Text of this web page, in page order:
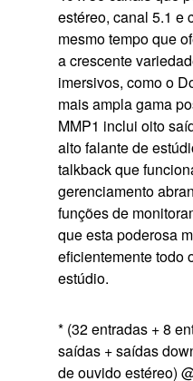
estéreo, canal 5.1 e
mesmo tempo que
a crescente
imersivos, como o
mais ampla gama
MMP1 inclui oito
alto falante de
talkback que
gerenciamento
funções de
que esta poderosa
eficientemente todo
estúdio.
* (32 entradas + 8
saídas + saídas
de ouvido estéreo)